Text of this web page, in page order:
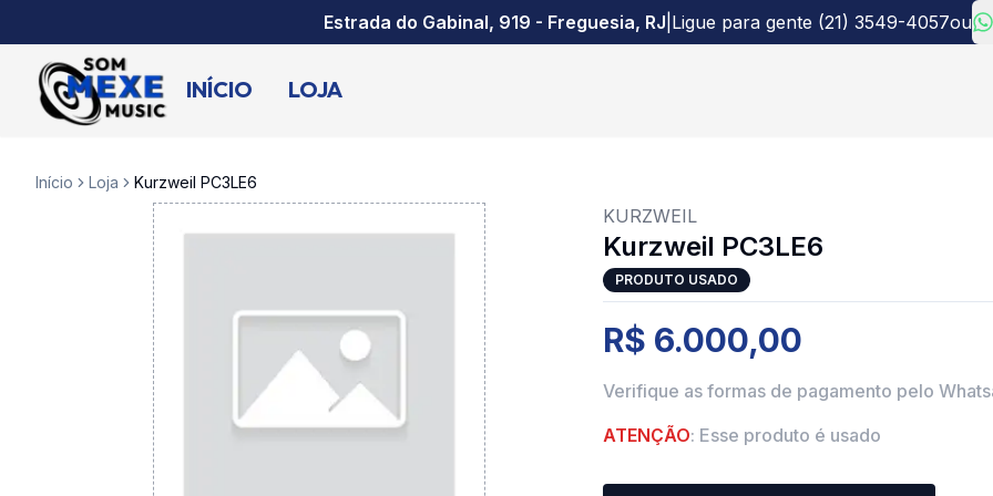
Estrada do Gabinal, 919 - Freguesia, RJ Ligue para gente (21) 3549-4057ou
INÍCIO LOJA
Início Loja Kurzweil PC3LE6
KURZWEIL
Kurzweil PC3LE6
PRODUTO USADO
R$ 6.000,00
Verifique as formas de pagamento pelo
ATENÇÃO: Esse produto é usado